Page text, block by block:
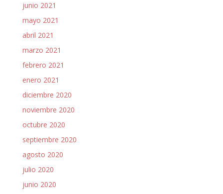
junio 2021
mayo 2021
abril 2021
marzo 2021
febrero 2021
enero 2021
diciembre 2020
noviembre 2020
octubre 2020
septiembre 2020
agosto 2020
julio 2020
junio 2020